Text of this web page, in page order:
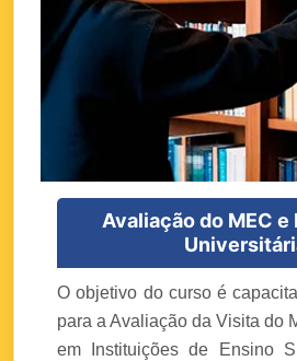
Avaliação do MEC
O objetivo do curso é
para a Avaliação da Visita do
em Instituições de Ensino